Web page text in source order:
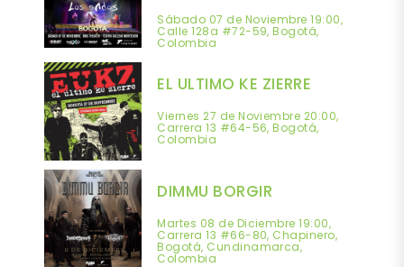
Sábado 07 de Noviembre 19:00,
Calle 128a #72-59, Bogotá,
Colombia
EL ULTIMO KE ZIERRE
Viernes 27 de Noviembre 20:00,
Carrera 13 #64-56, Bogotá,
Colombia
DIMMU BORGIR
Martes 08 de Diciembre 19:00,
Carrera 13 #66-80, Chapinero,
Bogotá, Cundinamarca,
Colombia